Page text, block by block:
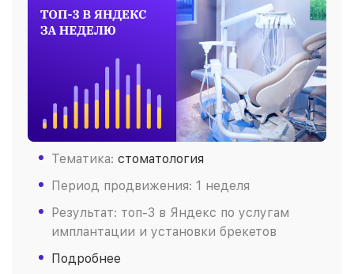
Тематика: стоматология
Период продвижения: 1 неделя
Результат: топ-3 в Яндекс по услугам
имплантации и установки брекетов
Подробнее